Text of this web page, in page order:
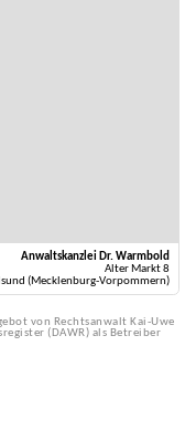
Anwaltskanzlei Dr. Warmbold
Alter Markt 8
(Mecklenburg-Vorpommern)
von Rechtsanwalt Kai-Uwe
(DAWR) als Betreiber